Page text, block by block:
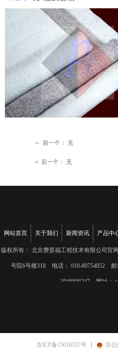
ꂃ 前一个： 无
ꁹ 后一个： 无
网站首页 关于我们 新闻资讯 产品中
版权所有： 北京费普福工程技术有限公司官网
号院6号楼318 电话： 010-80754852 邮
3046806247 网址：
京ICP备15016337号 京公